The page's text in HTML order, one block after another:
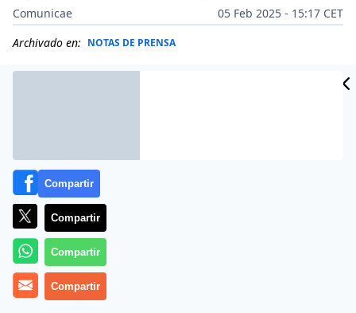
Comunicae
05 Feb 2025 - 15:17 CET
Archivado en: NOTAS DE PRENSA
Líbere Hospitality Group, el mayor operador nacional
Compartir
Compartir
Compartir
Compartir